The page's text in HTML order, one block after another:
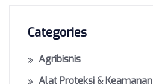
Categories
Agribisnis
Alat Proteksi & Keamanan